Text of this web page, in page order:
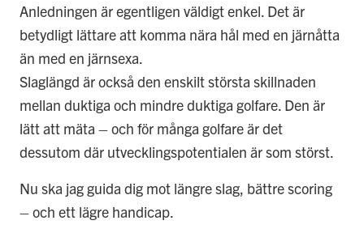
Anledningen är egentligen väldigt enkel. Det är
betydligt lättare att komma nära hål med en järnåtta
än med en järnsexa.
Slaglängd är också den enskilt största skillnaden
mellan duktiga och mindre duktiga golfare. Den är
lätt att mäta – och för många golfare är det
dessutom där utvecklingspotentialen är som störst.
Nu ska jag guida dig mot längre slag, bättre scoring
– och ett lägre handicap.